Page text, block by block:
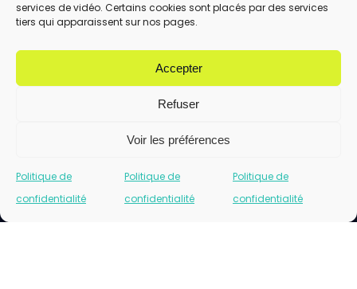
services de vidéo. Certains cookies sont placés par des services
tiers qui apparaissent sur nos pages.
Accepter
Refuser
Voir les préférences
Politique de
confidentialité
Politique de
confidentialité
Politique de
confidentialité
par ce site.